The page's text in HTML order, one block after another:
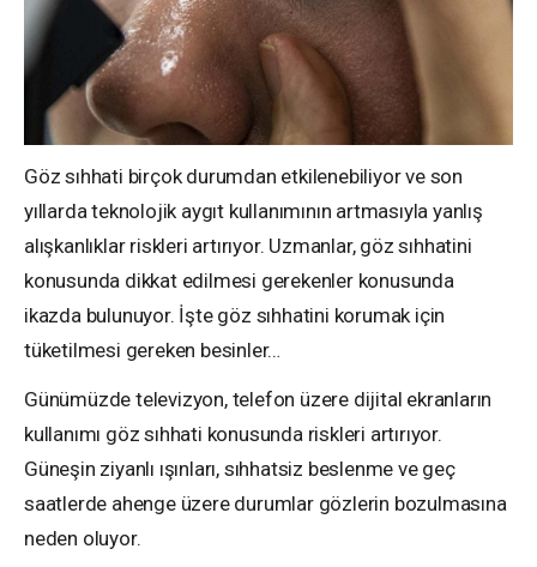
Göz sıhhati birçok durumdan etkilenebiliyor ve son
yıllarda teknolojik aygıt kullanımının artmasıyla yanlış
alışkanlıklar riskleri artırıyor. Uzmanlar, göz sıhhatini
konusunda dikkat edilmesi gerekenler konusunda
ikazda bulunuyor. İşte göz sıhhatini korumak için
tüketilmesi gereken besinler…
Günümüzde televizyon, telefon üzere dijital ekranların
kullanımı göz sıhhati konusunda riskleri artırıyor.
Güneşin ziyanlı ışınları, sıhhatsiz beslenme ve geç
saatlerde ahenge üzere durumlar gözlerin bozulmasına
neden oluyor.